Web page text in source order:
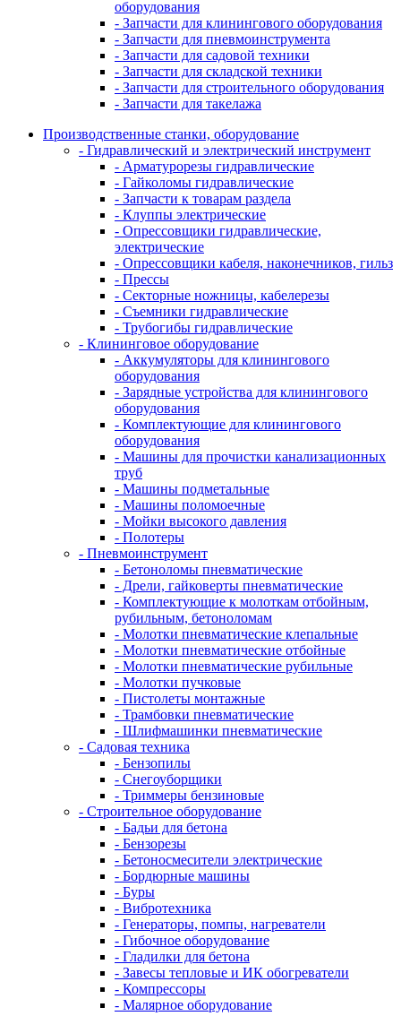
оборудования
- Запчасти для клинингового оборудования
- Запчасти для пневмоинструмента
- Запчасти для садовой техники
- Запчасти для складской техники
- Запчасти для строительного оборудования
- Запчасти для такелажа
Производственные станки, оборудование
- Гидравлический и электрический инструмент
- Арматурорезы гидравлические
- Гайколомы гидравлические
- Запчасти к товарам раздела
- Клуппы электрические
- Опрессовщики гидравлические,
электрические
- Опрессовщики кабеля, наконечников, гильз
- Прессы
- Секторные ножницы, кабелерезы
- Съемники гидравлические
- Трубогибы гидравлические
- Клининговое оборудование
- Аккумуляторы для клинингового
оборудования
- Зарядные устройства для клинингового
оборудования
- Комплектующие для клинингового
оборудования
- Машины для прочистки канализационных
труб
- Машины подметальные
- Машины поломоечные
- Мойки высокого давления
- Полотеры
- Пневмоинструмент
- Бетоноломы пневматические
- Дрели, гайковерты пневматические
- Комплектующие к молоткам отбойным,
рубильным, бетоноломам
- Молотки пневматические клепальные
- Молотки пневматические отбойные
- Молотки пневматические рубильные
- Молотки пучковые
- Пистолеты монтажные
- Трамбовки пневматические
- Шлифмашинки пневматические
- Садовая техника
- Бензопилы
- Снегоуборщики
- Триммеры бензиновые
- Строительное оборудование
- Бадьи для бетона
- Бензорезы
- Бетоносмесители электрические
- Бордюрные машины
- Буры
- Вибротехника
- Генераторы, помпы, нагреватели
- Гибочное оборудование
- Гладилки для бетона
- Завесы тепловые и ИК обогреватели
- Компрессоры
- Малярное оборудование